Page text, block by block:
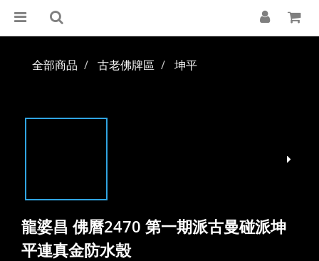
全部商品 古老佛牌區 坤平
龍婆昌 佛曆2470 第一期派古曼碰派坤
平連真金防水殼